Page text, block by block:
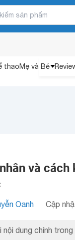
thaoMẹ và Bé
và
Oanh Cập
nội dung chính trong